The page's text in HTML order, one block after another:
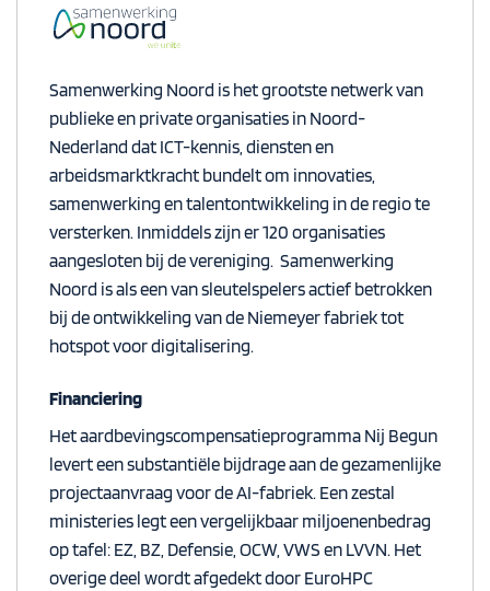
Samenwerking Noord is het grootste netwerk van
publieke en privateorganisaties in Noord-
Nederland dat ICT-kennis, diensten en
arbeidsmarktkracht bundelt om innovaties,
samenwerking en talentontwikkeling in de regio te
versterken. Inmiddels zijn er 120 organisaties
aangesloten bij de vereniging. Samenwerking
Noord is als een van sleutelspelers actief betrokken
bij de ontwikkeling van de Niemeyer fabriek tot
hotspotvoor digitalisering.
Financiering
Het aardbevingscompensatieprogramma Nij Begun
levert een substantiële bijdrage aan de gezamenlijke
projectaanvraag voor de AI-fabriek. Een zestal
ministeries legt een vergelijkbaar miljoenenbedrag
op tafel: EZ, BZ, Defensie, OCW, VWS en LVVN. Het
overige deel wordt afgedekt door EuroHPC